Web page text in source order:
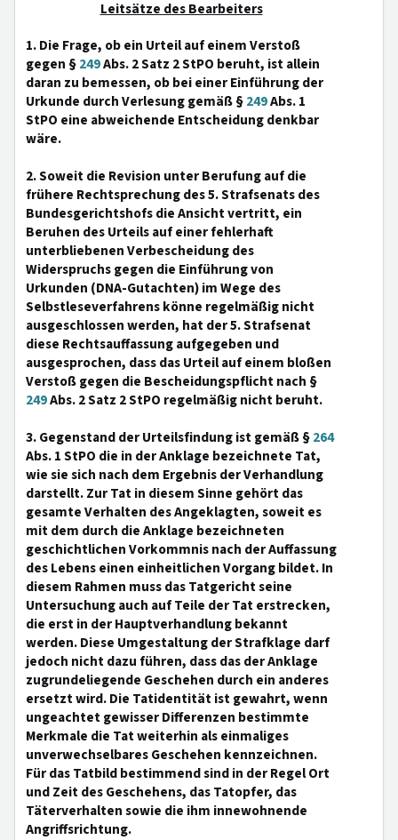
Leitsätze des Bearbeiters
1. Die Frage, ob ein Urteil auf einem Verstoß
gegen §249Abs. 2 Satz 2 StPO beruht, ist allein
daran zu bemessen, ob bei einer Einführung der
Urkunde durch Verlesung gemäß §249Abs. 1
StPO eine abweichende Entscheidung denkbar
wäre.
2. Soweit die Revision unter Berufung auf die
frühere Rechtsprechung des 5. Strafsenats des
Bundesgerichtshofs die Ansicht vertritt, ein
Beruhen des Urteils auf einer fehlerhaft
unterbliebenen Verbescheidung des
Widerspruchs gegen die Einführung von
Urkunden (DNA-Gutachten) im Wege des
Selbstleseverfahrens könne regelmäßig nicht
ausgeschlossen werden, hat der 5. Strafsenat
diese Rechtsauffassung aufgegeben und
ausgesprochen, dass das Urteil auf einem bloßen
Verstoß gegen die Bescheidungspflicht nach §
249Abs. 2 Satz 2 StPO regelmäßig nicht beruht.
3. Gegenstand der Urteilsfindung ist gemäß §264
Abs. 1 StPO die in der Anklage bezeichnete Tat,
wie sie sich nach dem Ergebnis der Verhandlung
darstellt. Zur Tat in diesem Sinne gehört das
gesamte Verhalten des Angeklagten, soweit es
mit dem durch die Anklage bezeichneten
geschichtlichen Vorkommnis nach der Auffassung
des Lebens einen einheitlichen Vorgang bildet. In
diesem Rahmen muss das Tatgericht seine
Untersuchung auch auf Teile der Tat erstrecken,
die erst in der Hauptverhandlung bekannt
werden. Diese Umgestaltung der Strafklage darf
jedoch nicht dazu führen, dass das der Anklage
zugrundeliegende Geschehen durch ein anderes
ersetzt wird. Die Tatidentität ist gewahrt, wenn
ungeachtet gewisser Differenzen bestimmte
Merkmale die Tat weiterhin als einmaliges
unverwechselbares Geschehen kennzeichnen.
Für das Tatbild bestimmend sind in der Regel Ort
und Zeit des Geschehens, das Tatopfer, das
Täterverhalten sowie die ihm innewohnende
Angriffsrichtung.